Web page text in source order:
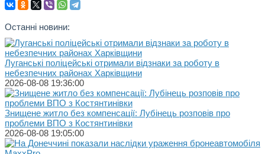
Останні новини:
Луганські поліцейські отримали відзнаки за роботу в
небезпечних районах Харківщини
2026-08-08 19:36:00
Знищене житло без компенсації: Лубінець розповів про
проблеми ВПО з Костянтинівки
2026-08-08 19:05:00